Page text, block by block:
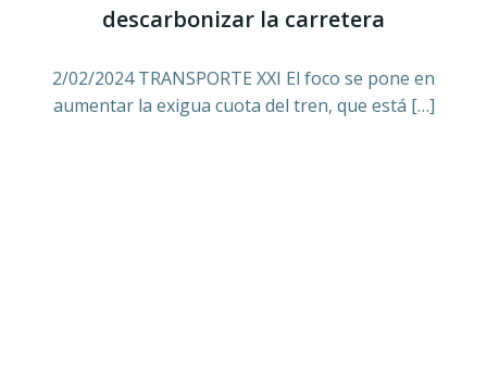
descarbonizar la carretera
2/02/2024 TRANSPORTE XXI El foco se pone en
aumentar la exigua cuota del tren, que está […]